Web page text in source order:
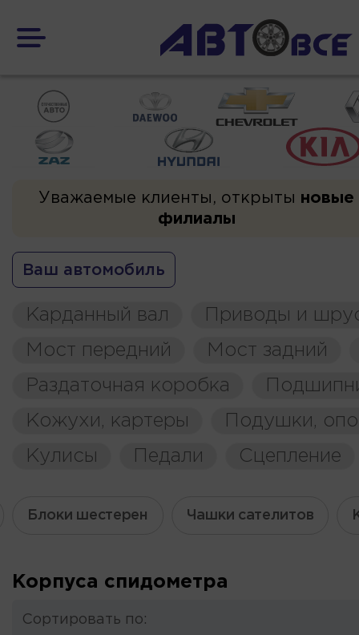
Уважаемые клиенты, открыты новые
филиалы
Ваш автомобиль
Карданный вал
Приводы и
Мост передний
Мост задний
Раздаточная коробка
Кожухи, картеры
Подушки,
Кулисы
Педали Сцепление
Блоки шестерен Чашки сателитов
Корпуса спидометра
Сортировать по: